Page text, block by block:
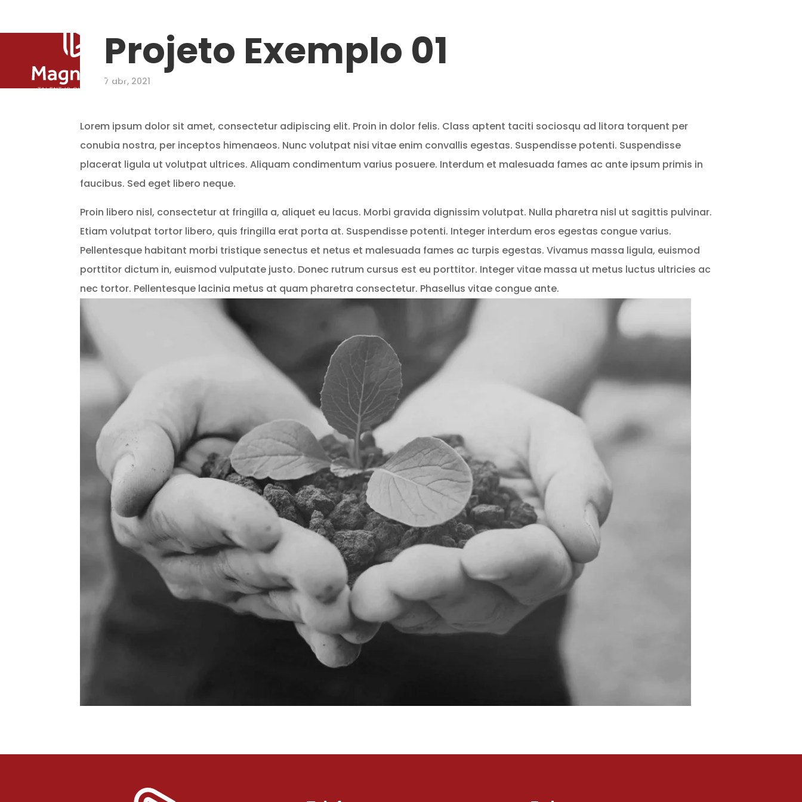
Projeto Exemplo 01
7 abr, 2021
Lorem ipsum dolor sit amet, consectetur adipiscing elit. Proin in dolor felis. Class aptent taciti sociosqu ad litora torquent per
conubia nostra, per inceptos himenaeos. Nunc volutpat nisi vitae enim convallis egestas. Suspendisse potenti. Suspendisse
placerat ligula ut volutpat ultrices. Aliquam condimentum varius posuere. Interdum et malesuada fames ac ante ipsum primis in
faucibus. Sed eget libero neque.
Proin libero nisl, consectetur at fringilla a, aliquet eu lacus. Morbi gravida dignissim volutpat. Nulla pharetra nisl ut sagittis pulvinar.
Etiam volutpat tortor libero, quis fringilla erat porta at. Suspendisse potenti. Integer interdum eros egestas congue varius.
Pellentesque habitant morbi tristique senectus et netus et malesuada fames ac turpis egestas. Vivamus massa ligula, euismod
porttitor dictum in, euismod vulputate justo. Donec rutrum cursus est eu porttitor. Integer vitae massa ut metus luctus ultricies ac
nec tortor. Pellentesque lacinia metus at quam pharetra consectetur. Phasellus vitae congue ante.